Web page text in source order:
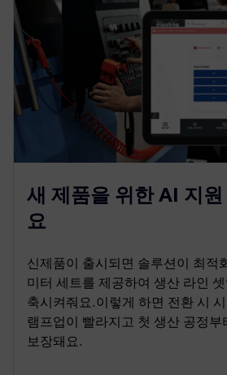
새 제품을 위한 AI 지
요
신제품이 출시되면 솔루션이 최적
미터 세트를 제공하여 생산 라인
축시켜줘요.이렇게 하면 전환 시
램프업이 빨라지고 첫 생산 공정부
보장돼요.